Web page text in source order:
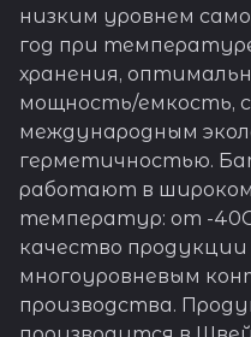
низким уровнем
год при
хранения,
мощность/емкость,
международным
герметичностью.
работают в
температур: от -40С
качество
многоуровневым
производства.